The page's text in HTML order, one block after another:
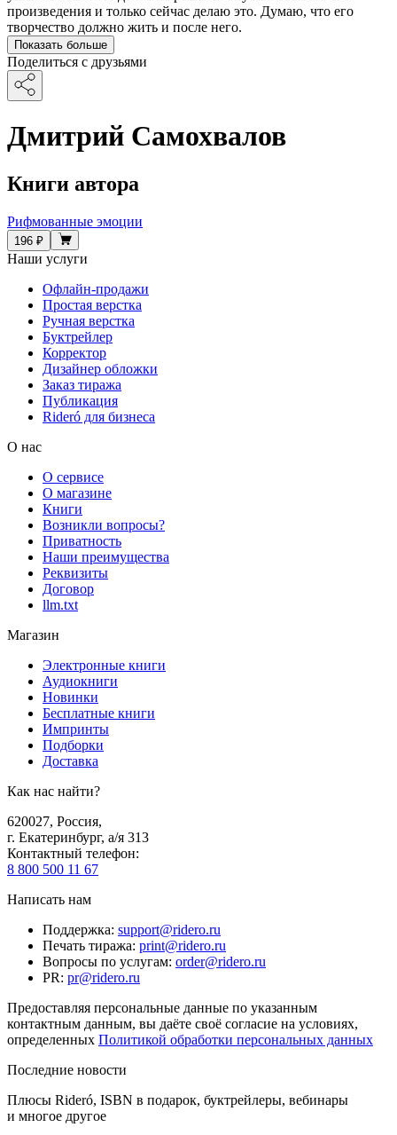
произведения и только сейчас делаю это. Думаю, что его
творчество должно жить и после него.
Показать больше
Поделиться с друзьями
Дмитрий Самохвалов
Книги автора
Рифмованные эмоции
196 ₽
Наши услуги
Офлайн-продажи
Простая верстка
Ручная верстка
Буктрейлер
Корректор
Дизайнер обложки
Заказ тиража
Публикация
Rideró для бизнеса
О нас
О сервисе
О магазине
Книги
Возникли вопросы?
Приватность
Наши преимущества
Реквизиты
Договор
llm.txt
Магазин
Электронные книги
Аудиокниги
Новинки
Бесплатные книги
Импринты
Подборки
Доставка
Как нас найти?
620027, Россия,
г. Екатеринбург, а/я 313
Контактный телефон:
8 800 500 11 67
Написать нам
Поддержка: support@ridero.ru
Печать тиража: print@ridero.ru
Вопросы по услугам: order@ridero.ru
PR: pr@ridero.ru
Предоставляя персональные данные по указанным
контактным данным, вы даёте своё согласие на условиях,
определенных Политикой обработки персональных данных
Последние новости
Плюсы Rideró, ISBN в подарок, буктрейлеры, вебинары
и многое другое